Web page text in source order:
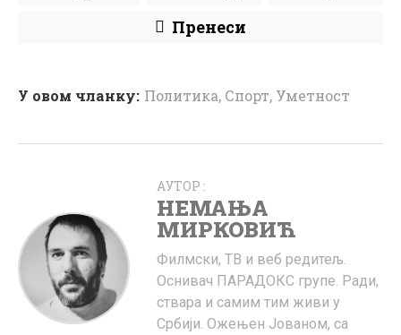
Пренеси
У овом чланку: Политика, Спорт, Уметност
АУТОР :
НЕМАЊА
МИРКОВИЋ
Филмски, ТВ и веб редитељ.
Оснивач ПАРАДОКС групе. Ради,
ствара и самим тим живи у
Србији. Ожењен Јованом, са